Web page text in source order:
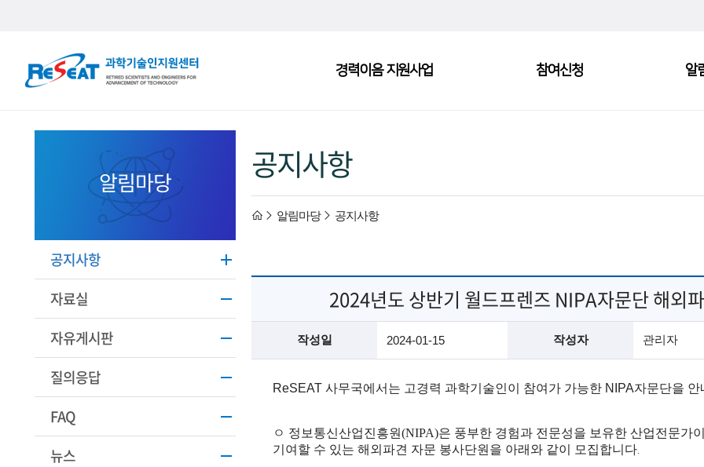
R
e
과
학
주
뉴
경력이음 지원사업 참여신청 알
알림마당
공지사항
자료실
자유게시판
질의응답
FAQ
뉴스
공지사항
h 알림마당 공지사항
2024년도 상반기 월드프렌즈 NIPA자문단 해외
작성일 2024-01-15 작성자 관리자
ReSEAT 사무국에서는 고경력 과학기술인이 참여가 가능한 NIPA자문단을 안
ㅇ 정보통신산업진흥원(NIPA)은 풍부한 경험과 전문성을 보유한 산업전문가
기여할 수 있는 해외파견 자문 봉사단원을 아래와 같이 모집합니다.